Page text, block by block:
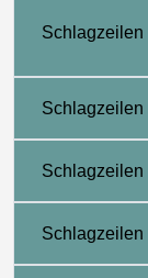
Schlagzeilen
Schlagzeilen
Schlagzeilen
Schlagzeilen